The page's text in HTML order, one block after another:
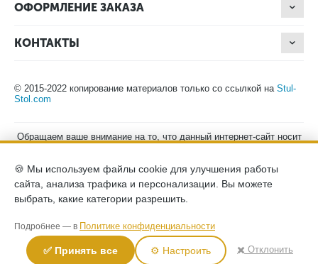
ОФОРМЛЕНИЕ ЗАКАЗА
КОНТАКТЫ
© 2015-2022 копирование материалов только со ссылкой на Stul-
Stol.com
Обращаем ваше внимание на то, что данный интернет-сайт носит
положениями Статьи 437 (2) Гражданского кодекса Российской
Федерации. Для получения подробной информации о наличии и
стоимости указанных товаров, пожалуйста, обращайтесь к
менеджерам компании по телефону.
Политика конфиденциальности
данных согласие на обработку персональных данных
🍪 Мы используем файлы cookie для улучшения работы
сайта, анализа трафика и персонализации. Вы можете
выбрать, какие категории разрешить.
Подробнее — в Политике конфиденциальности
✅ Принять все ⚙️ Настроить ✖️ Отклонить